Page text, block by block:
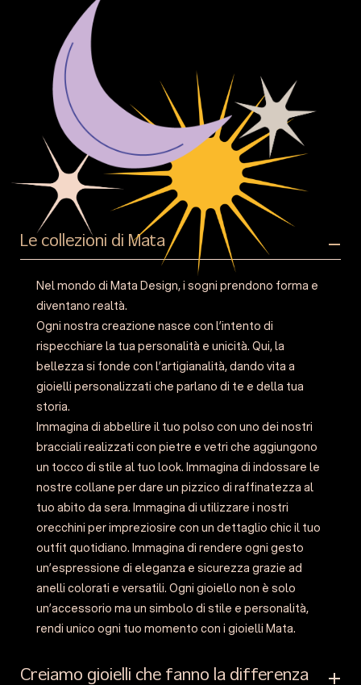
Le collezioni di Mata
Nel mondo di Mata Design, i sogni prendono forma e
diventano realtà.
Ogni nostra creazione nasce con l’intento di
rispecchiare la tua personalità e unicità. Qui, la
bellezza si fonde con l’artigianalità, dando vita a
gioielli personalizzati che parlano di te e della tua
storia.
Immagina di abbellire il tuo polso con uno dei nostri
bracciali realizzati con pietre e vetri che aggiungono
un tocco di stile al tuo look. Immagina di indossare le
nostre collane per dare un pizzico di raffinatezza al
tuo abito da sera. Immagina di utilizzare i nostri
orecchini per impreziosire con un dettaglio chic il tuo
outfit quotidiano. Immagina di rendere ogni gesto
un’espressione di eleganza e sicurezza grazie ad
anelli colorati e versatili. Ogni gioiello non è solo
un’accessorio ma un simbolo di stile e personalità,
rendi unico ogni tuo momento con i gioielli Mata.
Creiamo gioielli che fanno la differenza